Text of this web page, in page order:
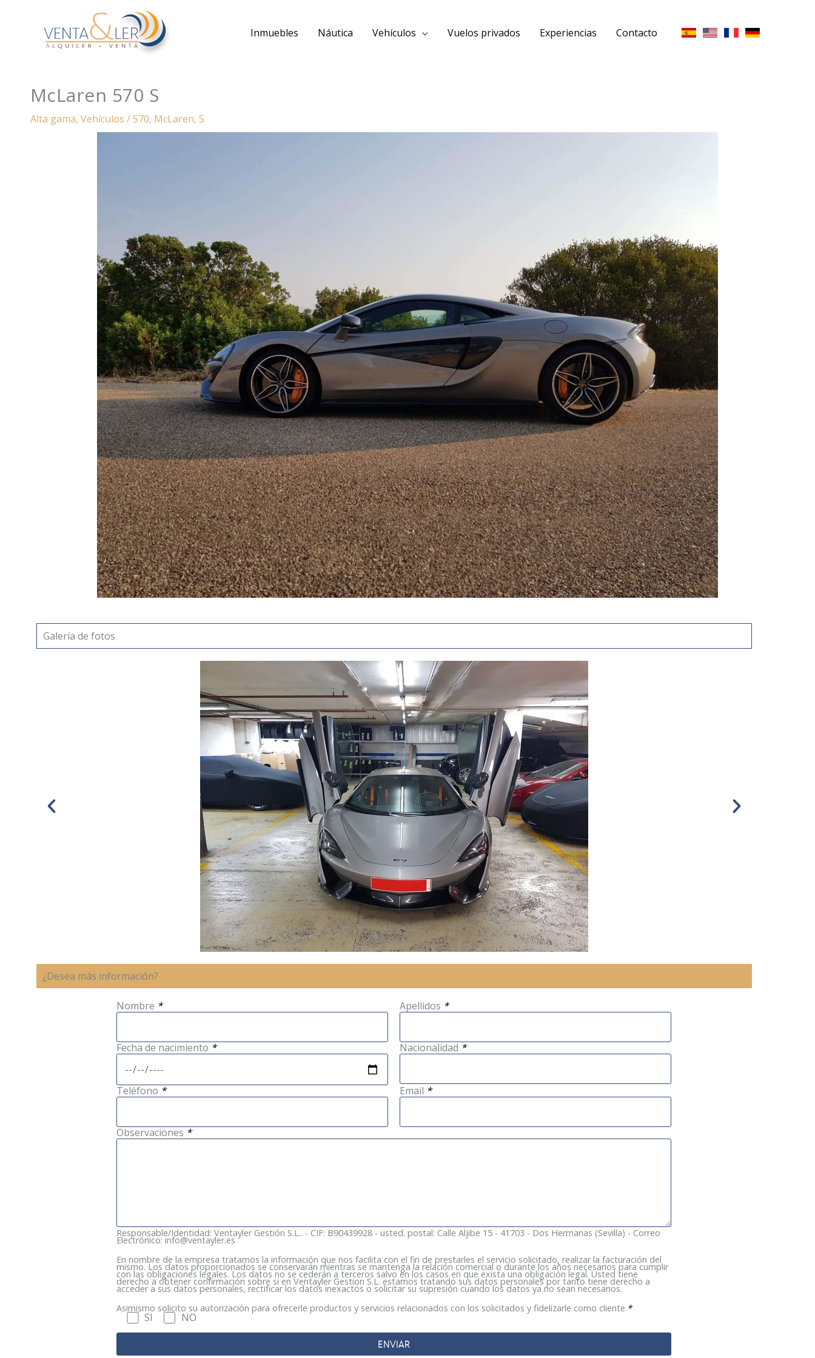
Inmuebles Náutica Vehículos Vuelos privados Experiencias Contacto
McLaren 570 S
Alta gama, Vehículos /570, McLaren, S
Galería de fotos
¿Desea más información?
Nombre * Apellidos *
Fecha de nacimiento * Nacionalidad *
Teléfono * Email *
Observaciones *
Responsable/Identidad: Ventayler Gestión S.L.. - CIF: B90439928 - usted. postal: Calle Aljibe 15 - 41703 - Dos Hermanas (Sevilla) - Correo
Electrónico: info@ventayler.es
En nombre de la empresa tratamos la información que nos facilita con el fin de prestarles el servicio solicitado, realizar la facturación del
mismo. Los datos proporcionados se conservarán mientras se mantenga la relación comercial o durante los años necesarios para cumplir
con las obligaciones legales. Los datos no se cederán a terceros salvo en los casos en que exista una obligación legal. Usted tiene
derecho a obtener confirmación sobre si en Ventayler Gestion S.L. estamos tratando sus datos personales por tanto tiene derecho a
acceder a sus datos personales, rectificar los datos inexactos o solicitar su supresión cuando los datos ya no sean necesarios.
Asimismo solicito su autorización para ofrecerle productos y servicios relacionados con los solicitados y fidelizarle como cliente.*
SI NO